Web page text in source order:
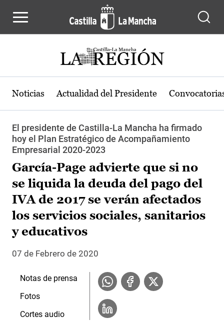
Noticias Actualidad del Presidente
El presidente de Castilla-La Mancha ha firmado
hoy el Plan Estratégico de Acompañamiento
Empresarial 2020-2023
García-Page advierte que si no
se liquida la deuda del pago del
IVA de 2017 se verán afectados
los servicios sociales, sanitarios
y educativos
07 de Febrero de 2020
Notas de prensa
Fotos
Cortes audio